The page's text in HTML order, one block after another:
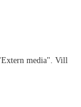
Extern media". Vill